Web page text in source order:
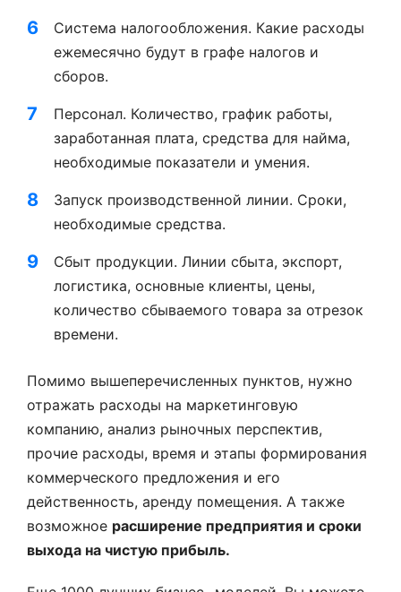
Система налогообложения. Какие расходы
ежемесячно будут в графе налогов и
сборов.
Персонал. Количество, график работы,
заработанная плата, средства для найма,
необходимые показатели и умения.
Запуск производственной линии. Сроки,
необходимые средства.
Сбыт продукции. Линии сбыта, экспорт,
логистика, основные клиенты, цены,
количество сбываемого товара за отрезок
времени.
Помимо вышеперечисленных пунктов, нужно
отражать расходы на маркетинговую
компанию, анализ рыночных перспектив,
прочие расходы, время и этапы формирования
коммерческого предложения и его
действенность, аренду помещения. А также
возможное расширение предприятия и сроки
выхода на чистую прибыль.